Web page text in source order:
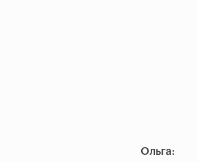
Ольга: